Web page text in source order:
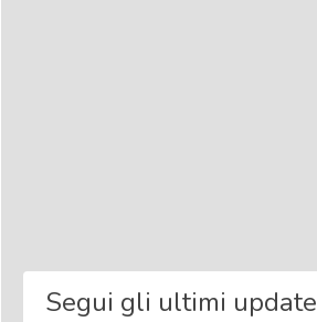
Segui gli ultimi update